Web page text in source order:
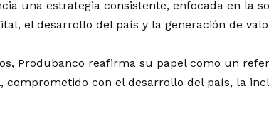
una estrategia consistente, enfocada en la
el desarrollo del país y la generación de
Produbanco reafirma su papel como un
comprometido con el desarrollo del país, la